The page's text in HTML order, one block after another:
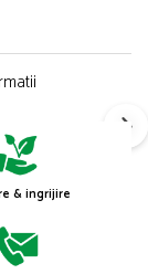
& ingrijire